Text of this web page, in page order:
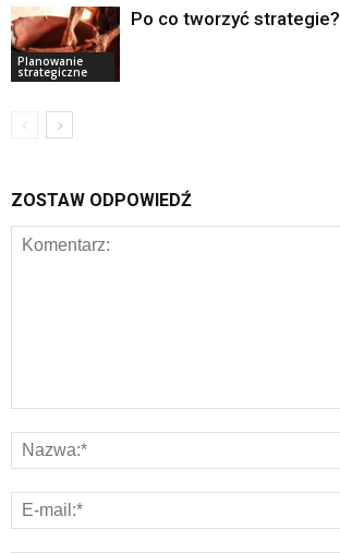
Planowanie
strategiczne
Po co tworzyć strategie?
ZOSTAW ODPOWIEDŹ